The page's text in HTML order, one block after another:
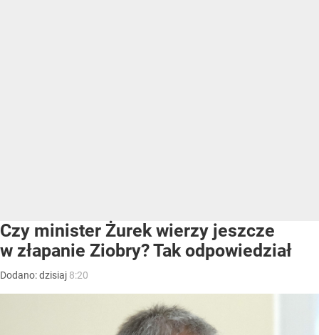
Czy minister Żurek wierzy jeszcze
w złapanie Ziobry? Tak odpowiedział
Dodano:dzisiaj 8:20